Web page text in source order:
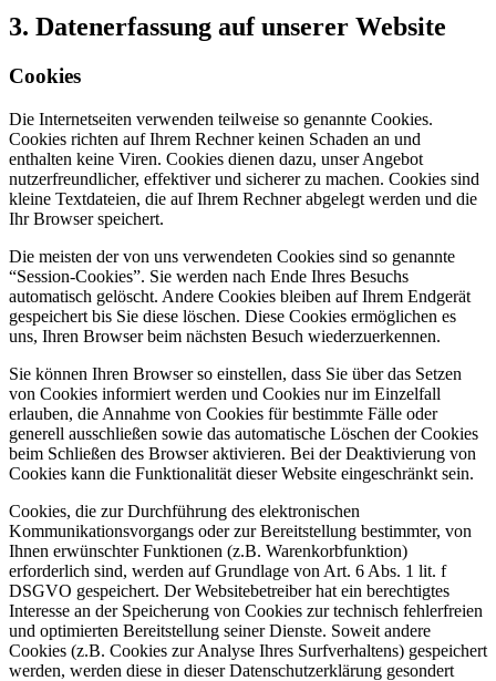
3. Datenerfassung auf unserer Website
Cookies
Die Internetseiten verwenden teilweise so genannte Cookies.
Cookies richten auf Ihrem Rechner keinen Schaden an und
enthalten keine Viren. Cookies dienen dazu, unser Angebot
nutzerfreundlicher, effektiver und sicherer zu machen. Cookies sind
kleine Textdateien, die auf Ihrem Rechner abgelegt werden und die
Ihr Browser speichert.
Die meisten der von uns verwendeten Cookies sind so genannte
“Session-Cookies”. Sie werden nach Ende Ihres Besuchs
automatisch gelöscht. Andere Cookies bleiben auf Ihrem Endgerät
gespeichert bis Sie diese löschen. Diese Cookies ermöglichen es
uns, Ihren Browser beim nächsten Besuch wiederzuerkennen.
Sie können Ihren Browser so einstellen, dass Sie über das Setzen
von Cookies informiert werden und Cookies nur im Einzelfall
erlauben, die Annahme von Cookies für bestimmte Fälle oder
generell ausschließen sowie das automatische Löschen der Cookies
beim Schließen des Browser aktivieren. Bei der Deaktivierung von
Cookies kann die Funktionalität dieser Website eingeschränkt sein.
Cookies, die zur Durchführung des elektronischen
Kommunikationsvorgangs oder zur Bereitstellung bestimmter, von
Ihnen erwünschter Funktionen (z.B. Warenkorbfunktion)
erforderlich sind, werden auf Grundlage von Art. 6 Abs. 1 lit. f
DSGVO gespeichert. Der Websitebetreiber hat ein berechtigtes
Interesse an der Speicherung von Cookies zur technisch fehlerfreien
und optimierten Bereitstellung seiner Dienste. Soweit andere
Cookies (z.B. Cookies zur Analyse Ihres Surfverhaltens) gespeichert
werden, werden diese in dieser Datenschutzerklärung gesondert